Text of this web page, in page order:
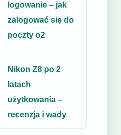
logowanie – jak
zalogować się do
poczty o2
Nikon Z8 po 2
latach
użytkowania –
recenzja i wady